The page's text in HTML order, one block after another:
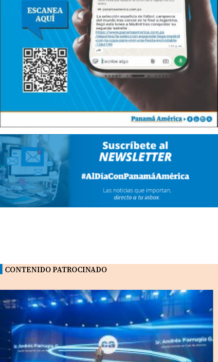
CONTENIDO PATROCINADO